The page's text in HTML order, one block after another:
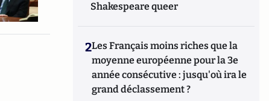
Shakespeare queer
2Les Français moins riches que la
moyenne européenne pour la 3e
année consécutive : jusqu'où ira le
grand déclassement ?